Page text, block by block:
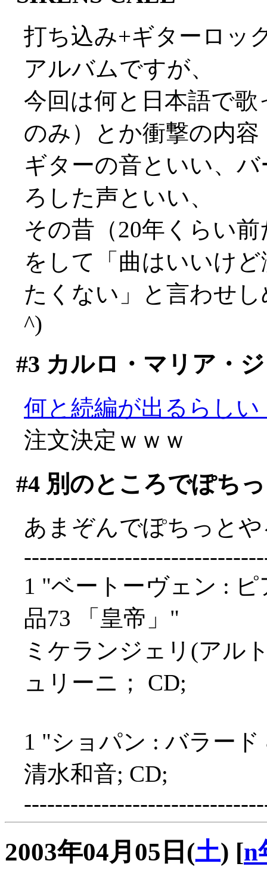
打ち込み+ギターロッ
アルバムですが、
今回は何と日本語で
のみ）とか衝撃の内容
ギターの音といい、
ろした声といい、
その昔（20年くらい
をして「曲はいいけ
たくない」と言わせ
^)
#3 カルロ・マリア・
何と続編が出るらし
注文決定ｗｗｗ
#4別のところでぽち
あまぞんでぽちっと
1 "ベートーヴェン :
品73 「皇帝」"
ミケランジェリ(アル
ュリーニ； CD;
1 "ショパン : バラー
清水和音; CD;
2003年04月05日(土) [n